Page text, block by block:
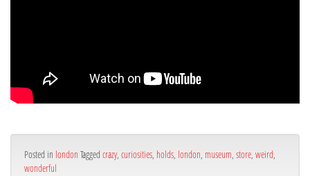
Posted in london Tagged crazy, curiosities, holds, london, museum, store, weird,
wonderful